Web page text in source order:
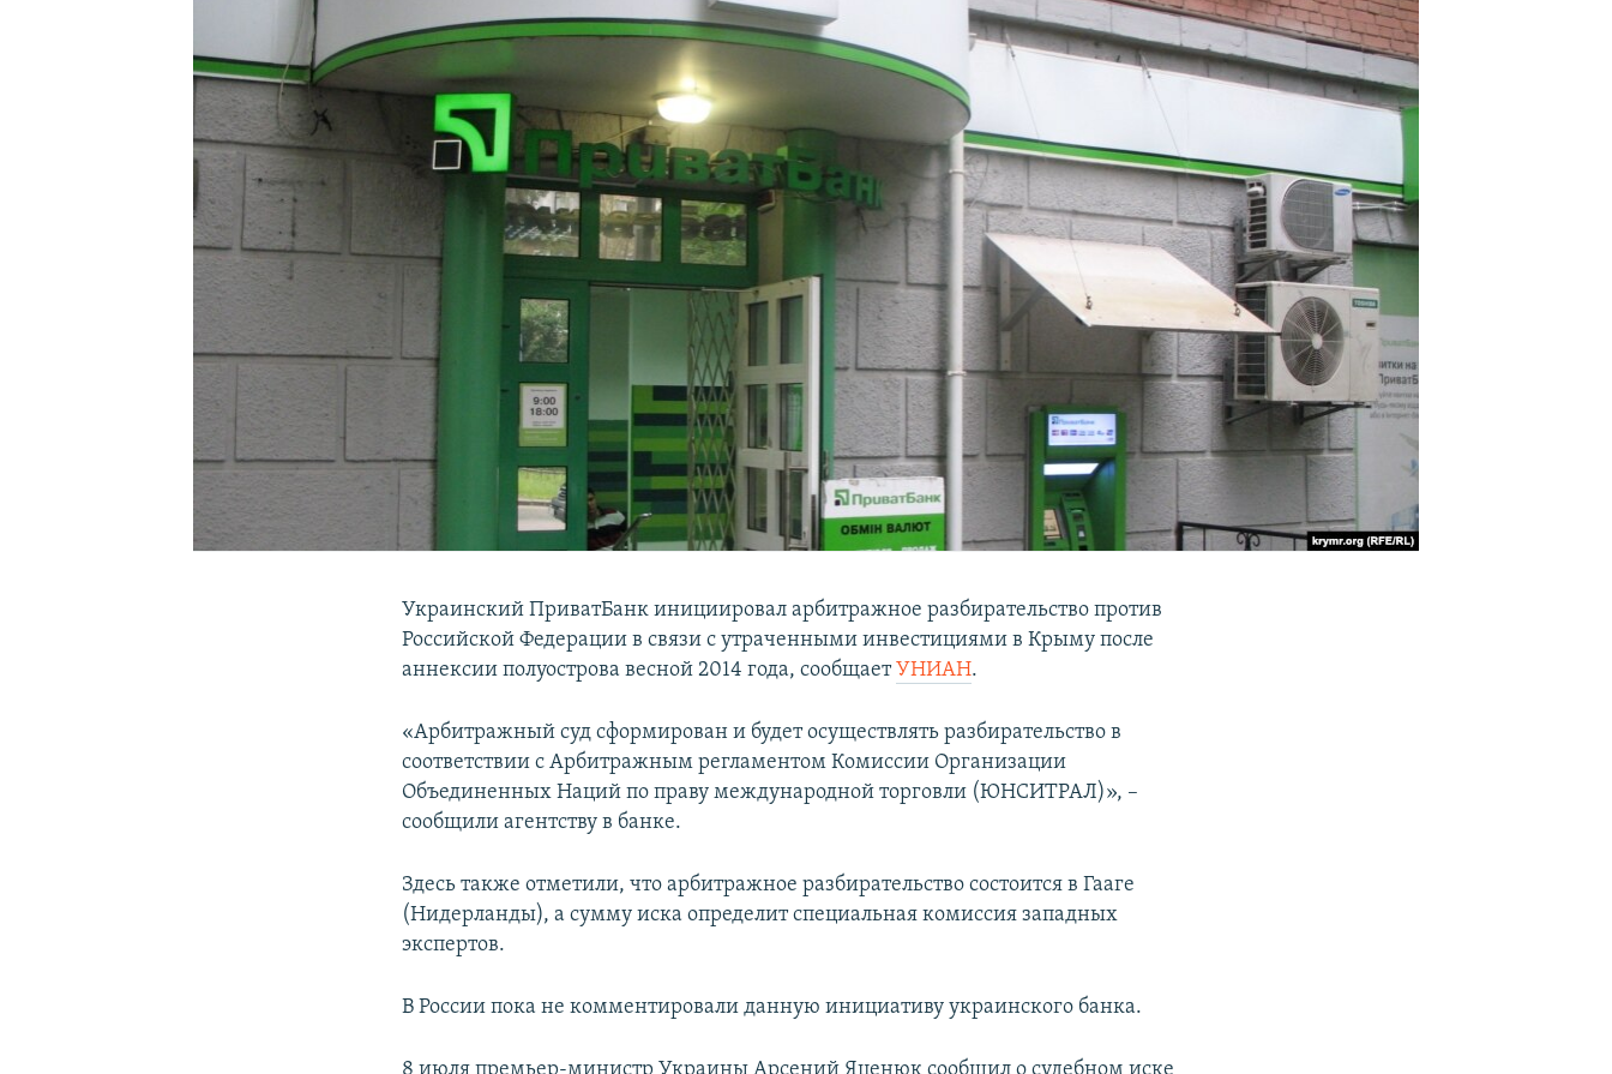
УКРАИНСКАЯ ПРОБЛЕМА КРЫМА
Украинский ПриватБанк инициировал арбитражное разбирательство против
Российской Федерации в связи с утраченными инвестициями в Крыму после
аннексии полуострова весной 2014 года, сообщаетУНИАН.
«Арбитражный суд сформирован и будет осуществлять разбирательство в
соответствии с Арбитражным регламентом Комиссии Организации
Объединенных Наций по праву международной торговли (ЮНСИТРАЛ)», –
сообщили агентству в банке.
Здесь также отметили, что арбитражное разбирательство состоится в Гааге
(Нидерланды), а сумму иска определит специальная комиссия западных
экспертов.
В России пока не комментировали данную инициативу украинского банка.